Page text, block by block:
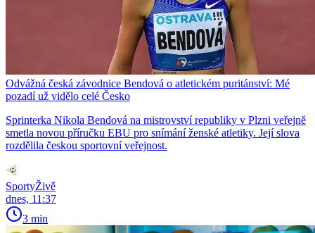
Odvážná česká závodnice Bendová o atletickém puritánství: Mé
pozadí už vidělo celé Česko
Sprinterka Nikola Bendová na mistrovství republiky v Plzni veřejně
smetla novou příručku EBU pro snímání ženské atletiky. Její slova
rozdělila českou sportovní veřejnost.
SportyŽivě
dnes, 11:37
3 min